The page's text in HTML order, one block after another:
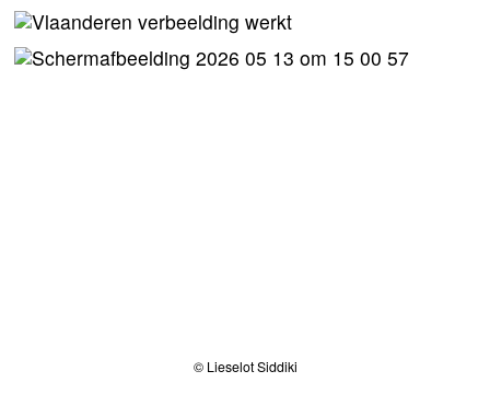
© Lieselot Siddiki